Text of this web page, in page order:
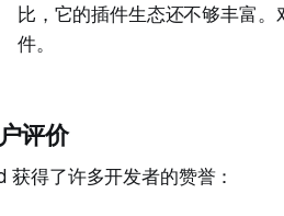
比，它的插件生态还不够丰富
件。
评价
获得了许多开发者的赞誉：